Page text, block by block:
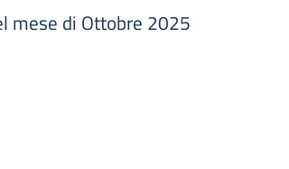
mese di Ottobre 2025